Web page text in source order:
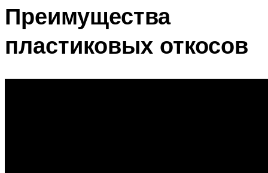
Преимущества
пластиковых откосов